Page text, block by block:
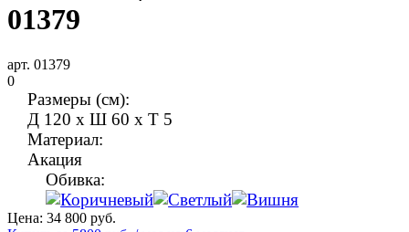
01379
арт. 01379
0
Размеры (см):
Д 120 x Ш 60 x Т 5
Материал:
Акация
Обивка:
Цена: 34 800 руб.